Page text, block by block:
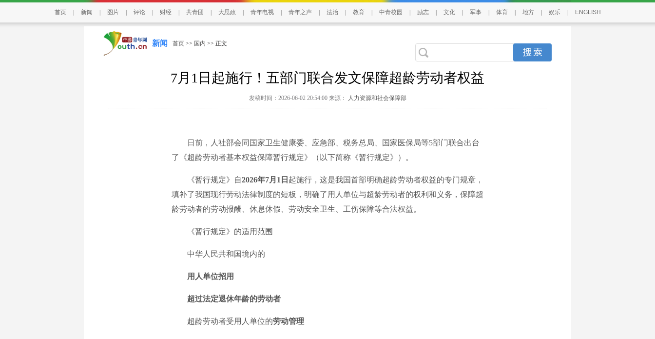
首页 新闻 图片 评论 财经 共青团 大思政 青年电视 青年之声 法治 教育 中青校园 励志 文化 军事 体育 地方 娱乐 ENGLISH
新闻 首页 >> 国内 >> 正文
7月1日起施行！五部门联合发文保障超龄劳动者权益
发稿时间：2026-06-02 20:54:00 来源： 人力资源和社会保障部
日前，人社部会同国家卫生健康委、应急部、税务总局、国家医保局等5部门联合出台
了《超龄劳动者基本权益保障暂行规定》（以下简称《暂行规定》）。
《暂行规定》自2026年7月1日 起施行，这是我国首部明确超龄劳动者权益的专门规章，
填补了我国现行劳动法律制度的短板，明确了用人单位与超龄劳动者的权利和义务，保障超
龄劳动者的劳动报酬、休息休假、劳动安全卫生、工伤保障等合法权益。
《暂行规定》的适用范围
中华人民共和国境内的
用人单位招用
超过法定退休年龄的劳动者
超龄劳动者受用人单位的劳动管理